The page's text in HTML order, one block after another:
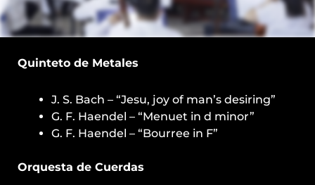
Quinteto de Metales
J. S. Bach – “Jesu, joy of man’s desiring”
G. F. Haendel – “Menuet in d minor”
G. F. Haendel – “Bourree in F”
Orquesta de Cuerdas